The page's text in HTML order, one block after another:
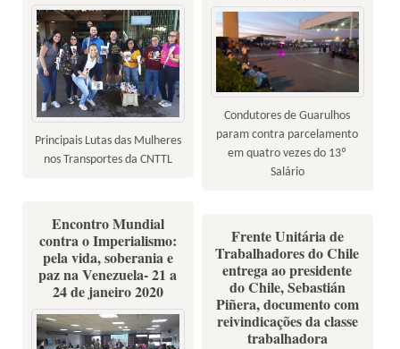
Condutores de Guarulhos
param contra parcelamento
em quatro vezes do 13º
Salário
Principais Lutas das Mulheres
nos Transportes da CNTTL
Encontro Mundial
contra o Imperialismo:
pela vida, soberania e
paz na Venezuela- 21 a
24 de janeiro 2020
Frente Unitária de
Trabalhadores do Chile
entrega ao presidente
do Chile, Sebastián
Piñera, documento com
reivindicações da classe
trabalhadora